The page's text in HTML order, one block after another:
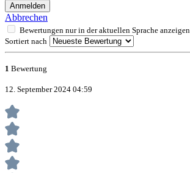
Anmelden
Abbrechen
Bewertungen nur in der aktuellen Sprache anzeigen.
Sortiert nach
1 Bewertung
12. September 2024 04:59